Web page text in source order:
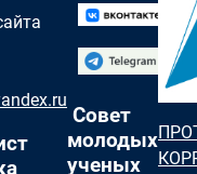
Совет
молодых
ученых